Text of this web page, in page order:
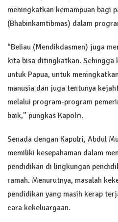
meningkatkan kemampuan bagi
(Bhabinkamtibmas) dalam
“Beliau (Mendikdasmen) juga
kita bisa ditingkatkan. Sehingga
untuk Papua, untuk
manusia dan juga tentunya
melalui program-program
baik,” pungkas Kapolri.
Senada dengan Kapolri, Abdul
memiliki kesepahaman dalam
pendidikan di lingkungan
ramah. Menurutnya, masalah
pendidikan yang masih kerap
cara kekeluargaan.